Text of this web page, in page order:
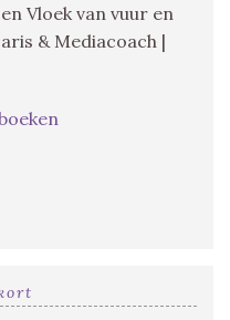
Vloek van vuur en
& Mediacoach |